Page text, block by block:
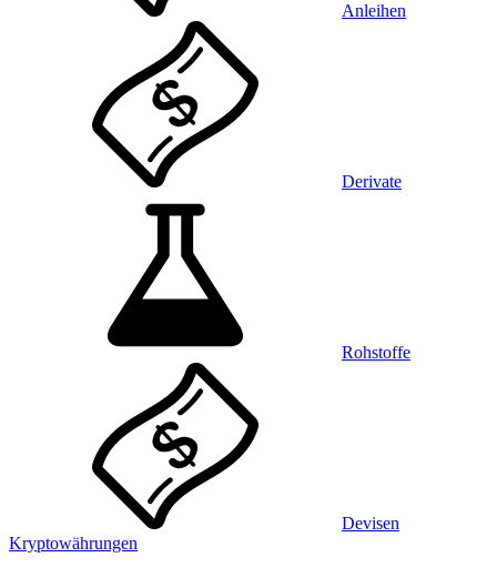
Anleihen
Derivate
Rohstoffe
Devisen
Kryptowährungen